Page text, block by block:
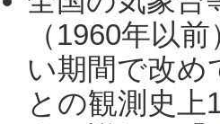
（1960年以
い期間で改め
との観測史